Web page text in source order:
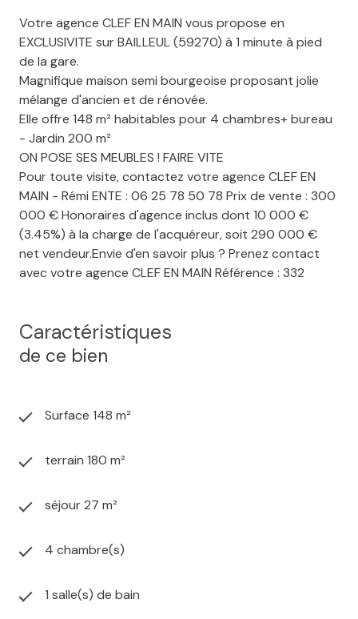
Votre agence CLEF EN MAIN vous propose en
EXCLUSIVITE sur BAILLEUL (59270) à 1 minute à pied
de la gare.
Magnifique maison semi bourgeoise proposant jolie
mélange d'ancien et de rénovée.
Elle offre 148 m² habitables pour 4 chambres+ bureau
- Jardin 200 m²
ON POSE SES MEUBLES ! FAIRE VITE
Pour toute visite, contactez votre agence CLEF EN
MAIN - Rémi ENTE : 06 25 78 50 78 Prix de vente : 300
000 € Honoraires d'agence inclus dont 10 000 €
(3.45%) à la charge de l'acquéreur, soit 290 000 €
net vendeur.Envie d'en savoir plus ? Prenez contact
avec votre agence CLEF EN MAIN Référence : 332
Caractéristiques
de ce bien
Surface 148 m²
terrain 180 m²
séjour 27 m²
4 chambre(s)
1 salle(s) de bain